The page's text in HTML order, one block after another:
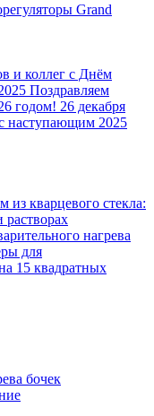
Grand
и коллег с Днём
Поздравляем
годом! 26 декабря
наступающим 2025
из кварцевого стекла:
растворах
нагрева
для
15 квадратных
бочек